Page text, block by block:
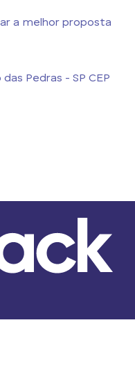
a melhor proposta
Pedras - SP CEP